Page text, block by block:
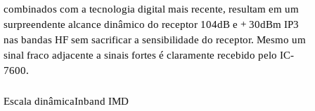
combinados com a tecnologia digital mais recente, resultam em um
surpreendente alcance dinâmico do receptor 104dB e + 30dBm IP3
nas bandas HF sem sacrificar a sensibilidade do receptor. Mesmo um
sinal fraco adjacente a sinais fortes é claramente recebido pelo IC-
7600.
Escala dinâmicaInband IMD